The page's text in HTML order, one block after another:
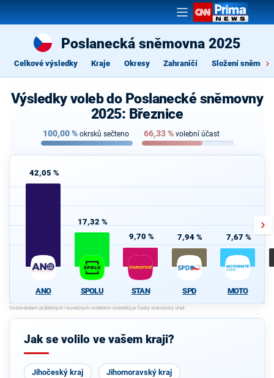
Poslanecká sněmovna 2025
Celkové výsledky Kraje Okresy Zahraničí Složení
Výsledky voleb do Poslanecké sněmovny
2025: Březnice
100,00% okrsků sečteno 66,33% volební účast
42,05 %
ANO
17,32 %
SPOLU
9,70 %
STAN
7,94 %
SPD
7,67 %
MOTO
Jak se volilo ve vašem kraji?
Jihočeský kraj Jihomoravský kraj